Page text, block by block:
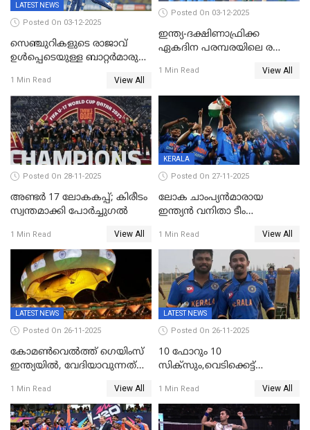
LATEST NEWS
Posted On 03-12-2025
സെഞ്ചുറികളുടെ രാജാവ്
ഉൾപ്പെടെയുള്ള ബാറ്റർമാരുടെ
ഇന്ത്യയ്ക്ക് 358 റൺസ്
1 Min Read View All
Posted On 03-12-2025
ഇന്ത്യ-ദക്ഷിണാഫ്രിക്ക
ഏകദിന പരമ്പരയിലെ രണ്ടാം
1 Min Read View All
Posted On 28-11-2025
അണ്ടര്‍ 17 ലോകകപ്പ്; കിരീടം
സ്വന്തമാക്കി പോര്‍ച്ചുഗല്‍
1 Min Read View All
KERALA
Posted On 27-11-2025
ലോക ചാംപ്യൻമാരായ
ഇന്ത്യൻ വനിതാ ടീം
മത്സരങ്ങൾ ​ഗ്രീൻഫീൽഡിൽ
1 Min Read View All
LATEST NEWS
Posted On 26-11-2025
കോമൺവെൽത്ത് ഗെയിംസ്
ഇന്ത്യയിൽ, വേദിയാവുന്നത്
1 Min Read View All
LATEST NEWS
Posted On 26-11-2025
10 ഫോറും 10
സിക്‌സും,വെടിക്കെട്ട്
അര്‍ധ സെഞ്ചുറിയുമായി
സഞ്ജു; ഒഡിഷയെ 10
വിക്കറ്റിന് തകര്‍ത്ത് കേരളം
1 Min Read View All